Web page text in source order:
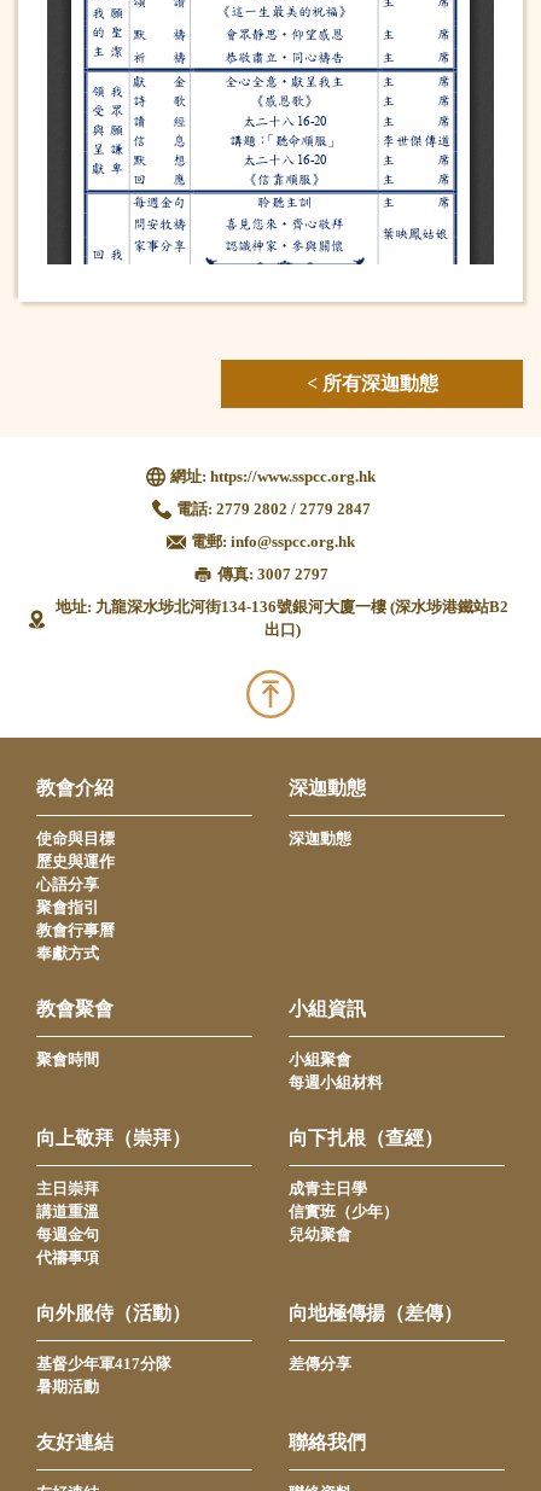
< 所有深迦動態
網址: https://www.sspcc.org.hk
電話: 2779 2802 / 2779 2847
電郵: info@sspcc.org.hk
傳真: 3007 2797
地址: 九龍深水埗北河街134-136號銀河大廈一樓 (深水埗港鐵站B2
出口)
教會介紹
使命與目標
歷史與運作
心語分享
聚會指引
教會行事曆
奉獻方式
深迦動態
深迦動態
教會聚會
聚會時間
小組資訊
小組聚會
每週小組材料
向上敬拜（崇拜）
主日崇拜
講道重溫
每週金句
代禱事項
向下扎根（查經）
成青主日學
信實班（少年）
兒幼聚會
向外服侍（活動）
基督少年軍417分隊
暑期活動
向地極傳揚（差傳）
差傳分享
友好連結 聯絡我們